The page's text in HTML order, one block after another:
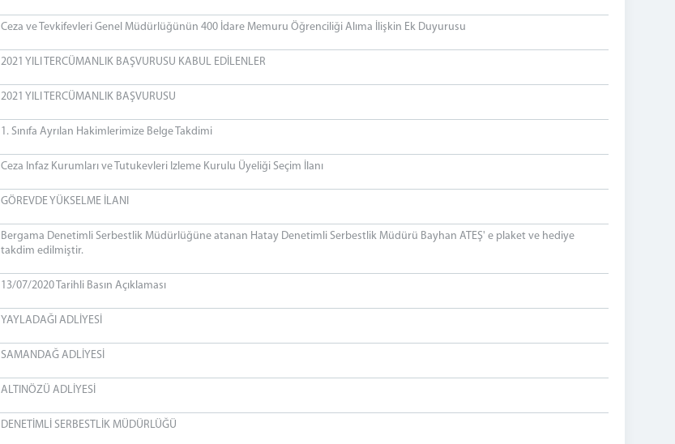
Ceza ve Tevkifevleri Genel Müdürlüğünün 400 İdare Memuru Öğrenciliği Alıma İlişkin Ek Duyurusu
2021 YILI TERCÜMANLIK BAŞVURUSU KABUL EDİLENLER
2021 YILI TERCÜMANLIK BAŞVURUSU
1. Sınıfa Ayrılan Hakimlerimize Belge Takdimi
Ceza Infaz Kurumları ve Tutukevleri Izleme Kurulu Üyeliği Seçim İlanı
GÖREVDE YÜKSELME İLANI
Bergama Denetimli Serbestlik Müdürlüğüne atanan Hatay Denetimli Serbestlik Müdürü Bayhan ATEŞ' e plaket ve hediye
takdim edilmiştir.
13/07/2020 Tarihli Basın Açıklaması
YAYLADAĞI ADLİYESİ
SAMANDAĞ ADLİYESİ
ALTINÖZÜ ADLİYESİ
DENETİMLİ SERBESTLİK MÜDÜRLÜĞÜ